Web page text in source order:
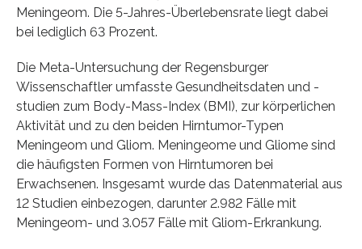
Meningeom. Die 5-Jahres-Überlebensrate liegt dabei
bei lediglich 63 Prozent.
Die Meta-Untersuchung der Regensburger
Wissenschaftler umfasste Gesundheitsdaten und -
studien zum Body-Mass-Index (BMI), zur körperlichen
Aktivität und zu den beiden Hirntumor-Typen
Meningeom und Gliom. Meningeome und Gliome sind
die häufigsten Formen von Hirntumoren bei
Erwachsenen. Insgesamt wurde das Datenmaterial aus
12 Studien einbezogen, darunter 2.982 Fälle mit
Meningeom- und 3.057 Fälle mit Gliom-Erkrankung.